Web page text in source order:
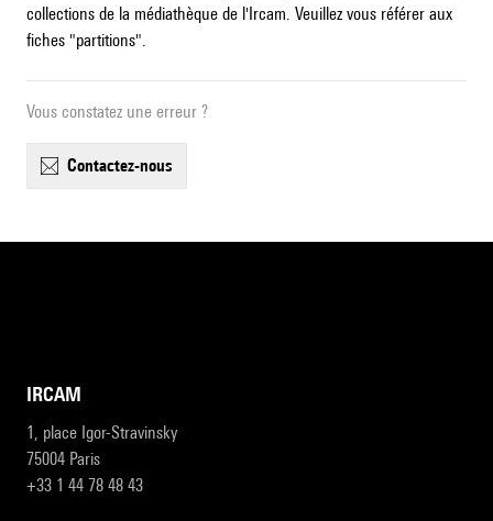
collections de la médiathèque de l'Ircam. Veuillez vous référer aux
fiches "partitions".
Vous constatez une erreur ?
contactez-nous
IRCAM
1, place Igor-Stravinsky
75004 Paris
+33 1 44 78 48 43